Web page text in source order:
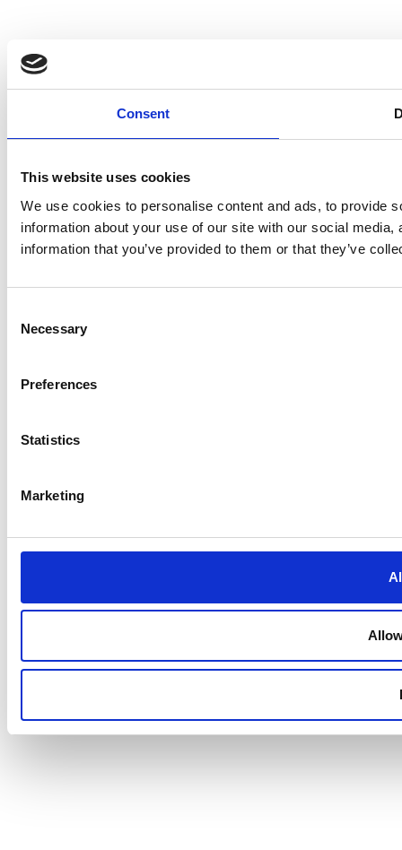
Consent
This website uses cookies
We use cookies to personalise content and ads, to provide
information about your use of our site with our social
information that you’ve provided to them or that they’ve
Selection
Necessary
Preferences
Statistics
Marketing